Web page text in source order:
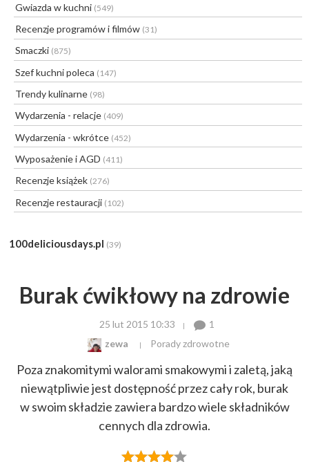
Gwiazda w kuchni (549)
Recenzje programów i filmów (31)
Smaczki (875)
Szef kuchni poleca (147)
Trendy kulinarne (98)
Wydarzenia - relacje (409)
Wydarzenia - wkrótce (452)
Wyposażenie i AGD (411)
Recenzje książek (276)
Recenzje restauracji (102)
100deliciousdays.pl (39)
Burak ćwikłowy na zdrowie
25 lut 2015 10:33
1
zewa
Porady zdrowotne
Poza znakomitymi walorami smakowymi i zaletą, jaką
niewątpliwie jest dostępność przez cały rok, burak
w swoim składzie zawiera bardzo wiele składników
cennych dla zdrowia.